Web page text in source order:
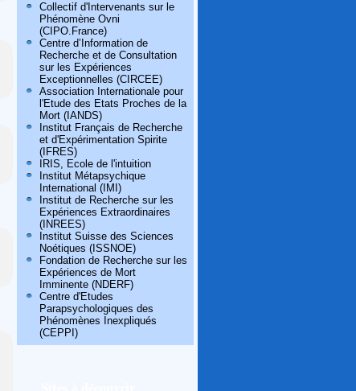
Collectif d'Intervenants sur le
Phénomène Ovni
(CIPO.France)
Centre d’Information de
Recherche et de Consultation
sur les Expériences
Exceptionnelles (CIRCEE)
Association Internationale pour
l'Etude des Etats Proches de la
Mort (IANDS)
Institut Français de Recherche
et d'Expérimentation Spirite
(IFRES)
IRIS, Ecole de l'intuition
Institut Métapsychique
International (IMI)
Institut de Recherche sur les
Expériences Extraordinaires
(INREES)
Institut Suisse des Sciences
Noétiques (ISSNOE)
Fondation de Recherche sur les
Expériences de Mort
Imminente (NDERF)
Centre d'Etudes
Parapsychologiques des
Phénomènes Inexpliqués
(CEPPI)